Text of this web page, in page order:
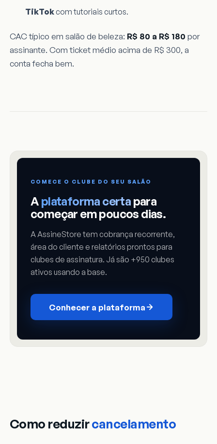
TikTokcom tutoriais curtos.
CAC típico em salão de beleza: R$ 80 a R$ 180 por
assinante. Com ticket médio acima de R$ 300, a
conta fecha bem.
COMECE O CLUBE DO SEU SALÃO
A plataforma certa para
começar em poucos dias.
A AssineStore tem cobrança recorrente,
área do cliente e relatórios prontos para
clubes de assinatura. Já são +950 clubes
ativos usando a base.
Conhecer a plataforma
Como reduzircancelamento